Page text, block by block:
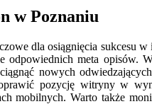
w Poznaniu
dla osiągnięcia sukcesu
meta opisów.
nowych
pozycję witryny w
mobilnych. Warto także